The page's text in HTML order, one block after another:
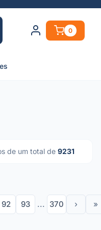
0
de um total de 9231
92 93 ... 370 › »